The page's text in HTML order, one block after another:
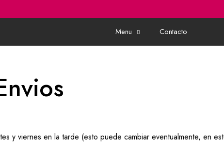
Menu Contacto
y viernes en la tarde (esto puede cambiar eventualmente, en